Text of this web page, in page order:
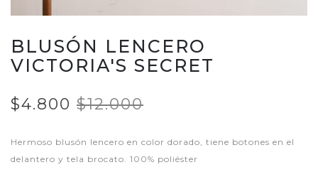
BLUSÓN LENCERO
VICTORIA'S SECRET
$4.800 $12.000
Hermoso blusón lencero en color dorado, tiene botones en el
delantero y tela brocato. 100% poliéster